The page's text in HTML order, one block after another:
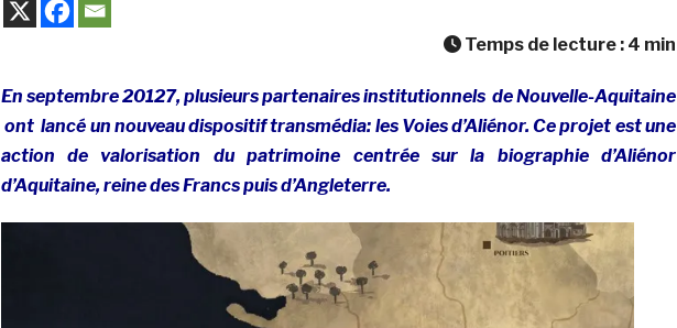
Temps de lecture : 4 min
En septembre 20127, plusieurs partenaires institutionnels de Nouvelle-Aquitaine
ont lancé un nouveau dispositif transmédia: les Voies d’Aliénor. Ce projet est une
action de valorisation du patrimoine centrée sur la biographie d’Aliénor
d’Aquitaine, reine des Francs puis d’Angleterre.